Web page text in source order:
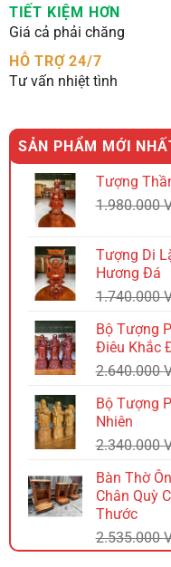
TIẾT KIỆM HƠN
Giá cả phải chăng
HỖ TRỢ 24/7
Tư vấn nhiệt tình
SẢN PHẨM MỚI
Tượng
1.980.000
Tượng Di
Hương Đá
1.740.000
Bộ Tượng
Điêu Khắc
2.640.000
Bộ Tượng
Nhiên
2.340.000
Bàn Thờ
Chân Quỳ
Thước
2.535.000